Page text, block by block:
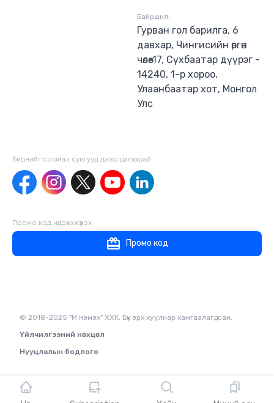
Байршил:
Гурван гол барилга, 6
давхар, Чингисийн өргөн
чөлөө-17, Сүхбаатар дүүрэг -
14240, 1-р хороо,
Улаанбаатар хот, Монгол
Улс
Биднийг сошиал сувгууд дээр дагаaрай
Промо код идэвхжүүлэх
Промо код
© 2018-2025 "М нэмэх" ХХК. Бүх эрх хуулиар хамгаалагдсан.
Үйлчилгээний нөхцөл
Нууцлалын бодлого